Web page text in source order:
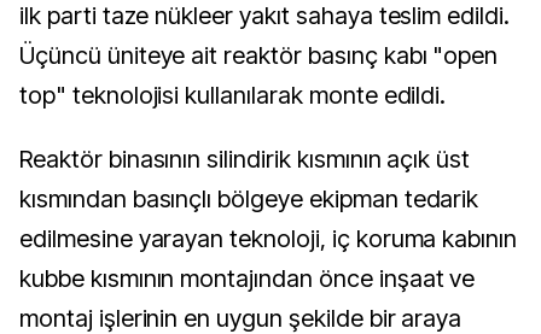
ilk parti taze nükleer yakıt sahaya teslim edildi.
Üçüncü üniteye ait reaktör basınç kabı "open
top" teknolojisi kullanılarak monte edildi.
Reaktör binasının silindirik kısmının açık üst
kısmından basınçlı bölgeye ekipman tedarik
edilmesine yarayan teknoloji, iç koruma kabının
kubbe kısmının montajından önce inşaat ve
montaj işlerinin en uygun şekilde bir araya